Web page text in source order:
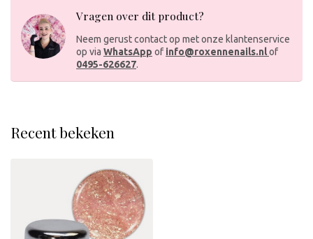
Vragen over dit product?
Neem gerust contact op met onze klantenservice
op via WhatsApp of info@roxennenails.nlof
0495-626627.
Recent bekeken